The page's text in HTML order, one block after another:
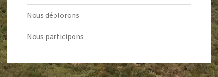
Nous déplorons
Nous participons